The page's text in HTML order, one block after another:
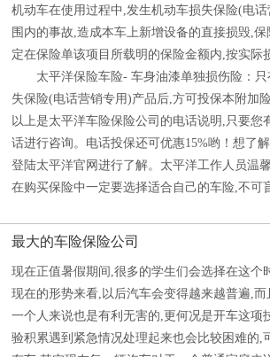
机动车在使用过程中,发生机动车损失保险(电
围内的事故,造成本车上新增设备的直接损毁,
定在保险单该项目所载明的保险金额内,按实际
太平洋保险车险- 车身油漆单独损伤险：只
失保险(电话营销专用)产品后,方可投保本附加险
以上是太平洋车险保险公司的电话说明,只要您
话进行咨询。电话投保还可优惠15%哟！想了
登陆太平洋官网进行了解。太平洋工作人员温
在购买保险中一定要选择适合自己的车险,不可
最大的车险保险公司
现在正值暑假期间,很多的学生们会选择在这个
现在的形势来看,以后汽车会变得越来越普遍,
一个人来说也是有利无害的,更何况是开车这项
验积累遇到紧急情况处理起来也会比较困难的,